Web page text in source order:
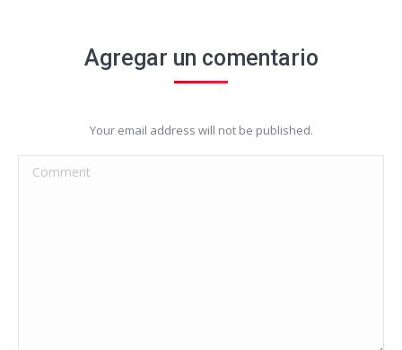
Agregar un comentario
Your email address will not be published.
Comment